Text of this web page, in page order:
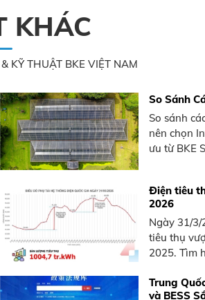
KHÁC
KỸ THUẬT BKE VIỆT NAM
So Sánh
So sánh
nên chọn
ưu từ BKE
Điện tiêu
2026
Ngày 31/
tiêu thụ
2025. Tìm
Trung
và BESS